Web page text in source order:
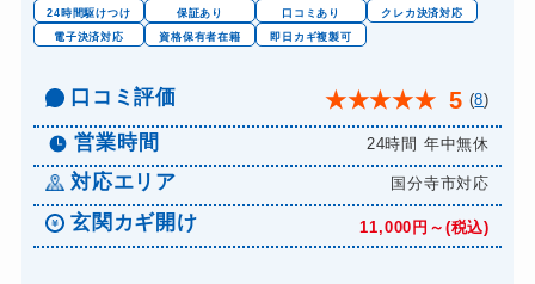
24時間駆けつけ
保証あり 口コミあり
クレカ決済対応
電子決済対応
資格保有者在籍 即日カギ複製可
口コミ評価 ★★★★★ 5 (8)
営業時間 24時間 年中無休
対応エリア 国分寺市対応
玄関カギ開け 11,000円～(税込)